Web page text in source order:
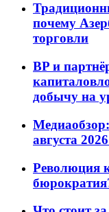
почему
торговли
BP и
добычу на
августа
Революция